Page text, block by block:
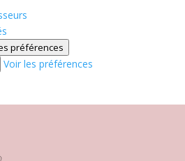
préférences
Voir les préférences